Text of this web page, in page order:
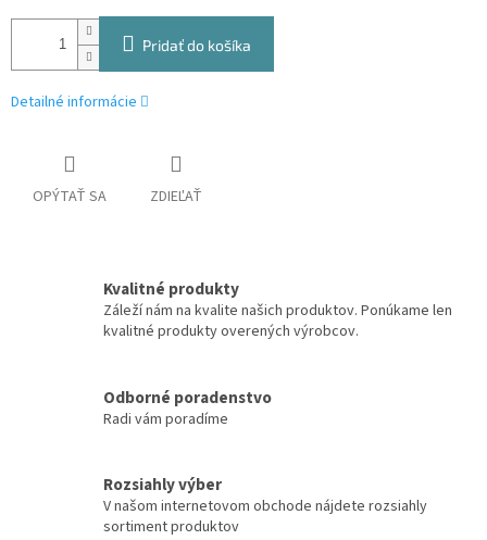
Pridať do košíka
Detailné informácie
OPÝTAŤ SA ZDIEĽAŤ
Kvalitné produkty
Záleží nám na kvalite našich produktov. Ponúkame len
kvalitné produkty overených výrobcov.
Odborné poradenstvo
Radi vám poradíme
Rozsiahly výber
V našom internetovom obchode nájdete rozsiahly
sortiment produktov